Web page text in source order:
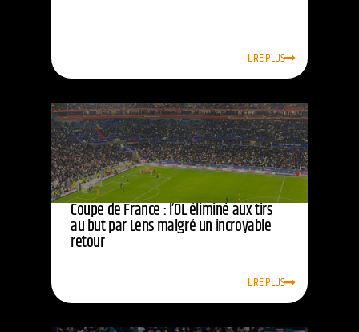
LIRE PLUS
Coupe de France : l’OL éliminé aux tirs
au but par Lens malgré un incroyable
retour
LIRE PLUS